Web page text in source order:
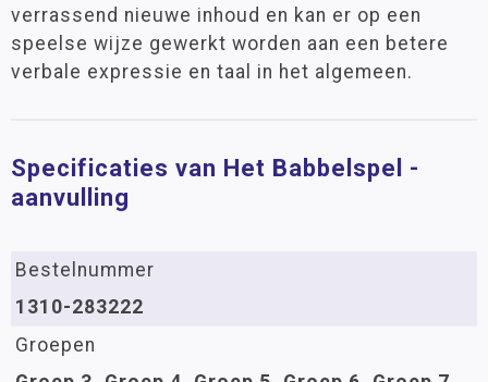
verrassend nieuwe inhoud en kan er op een
speelse wijze gewerkt worden aan een betere
verbale expressie en taal in het algemeen.
Specificaties van Het Babbelspel -
aanvulling
Bestelnummer
1310-283222
Groepen